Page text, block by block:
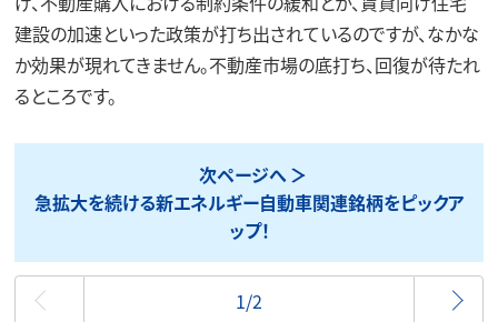
建設の加速といった政策が打ち出されているのですが、なかな
か効果が現れてきません。不動産市場の底打ち、回復が待たれ
るところです。
次ページへ
急拡大を続ける新エネルギー自動車関連銘柄をピックア
ップ！
最初
1/2